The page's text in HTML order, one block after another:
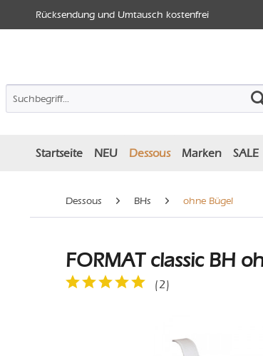
Rücksendung und Umtausch kostenfrei
Startseite NEU Dessous Marken SALE
Dessous BHs ohne Bügel
FORMAT classic BH
(2)